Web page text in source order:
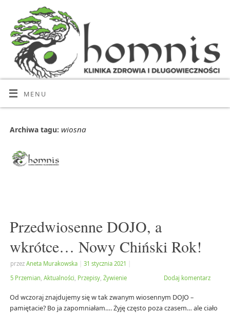
MENU
Archiwa tagu: wiosna
Przedwiosenne DOJO, a
wkrótce… Nowy Chiński Rok!
przez Aneta Murakowska 31 stycznia 2021
5 Przemian, Aktualności, Przepisy, Żywienie Dodaj komentarz
Od wczoraj znajdujemy się w tak zwanym wiosennym DOJO –
pamiętacie? Bo ja zapomniałam…. Żyję często poza czasem… ale ciało